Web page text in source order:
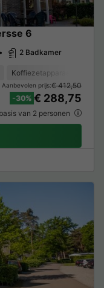
6
2 Badkamer
Koffiezetapparaat
Aanbevolen prijs:€ 412,50
-30% € 288,75
van 2 personen